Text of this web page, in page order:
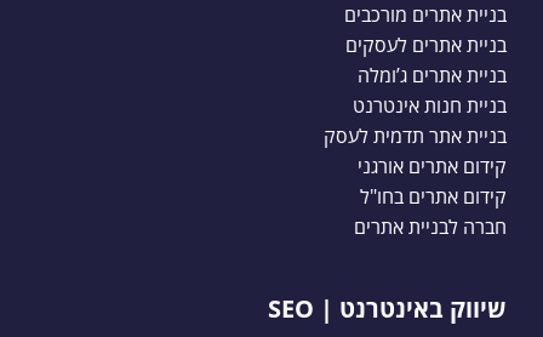
בניית אתרים מורכבים
בניית אתרים לעסקים
בניית אתרים ג’ומלה
בניית חנות אינטרנט
בניית אתר תדמית לעסק
קידום אתרים אורגני
קידום אתרים בחו"ל
חברה לבניית אתרים
שיווק באינטרנט | SEO